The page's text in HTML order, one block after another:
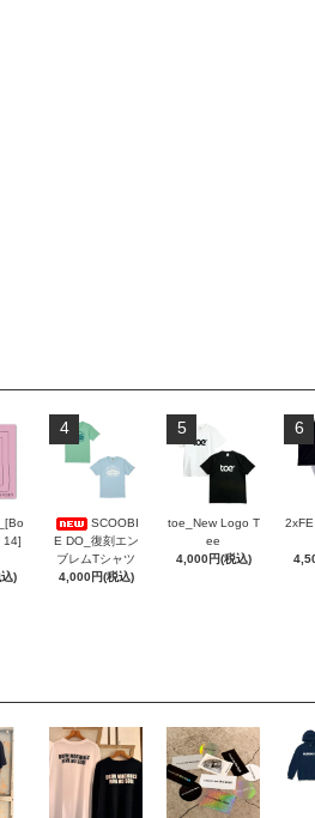
14]
)
4
SCOOBI
E DO_復刻エン
ブレムTシャツ
4,000円(税込)
5
toe_New Logo T
ee
4,000円(税込)
6